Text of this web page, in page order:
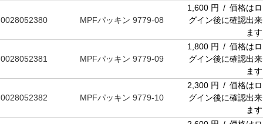
0028052380 MPFパッキン 9779-08
1,600 円 / 価格はロ
グイン後に確認出来
ます
0028052381 MPFパッキン 9779-09
1,800 円 / 価格はロ
グイン後に確認出来
ます
0028052382 MPFパッキン 9779-10
2,300 円 / 価格はロ
グイン後に確認出来
ます